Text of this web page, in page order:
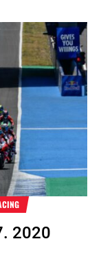
2020